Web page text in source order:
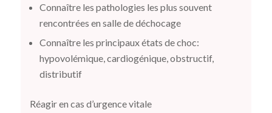
Connaître les pathologies les plus souvent
rencontrées en salle de déchocage
Connaître les principaux états de choc:
hypovolémique, cardiogénique, obstructif,
distributif
Réagir en cas d’urgence vitale